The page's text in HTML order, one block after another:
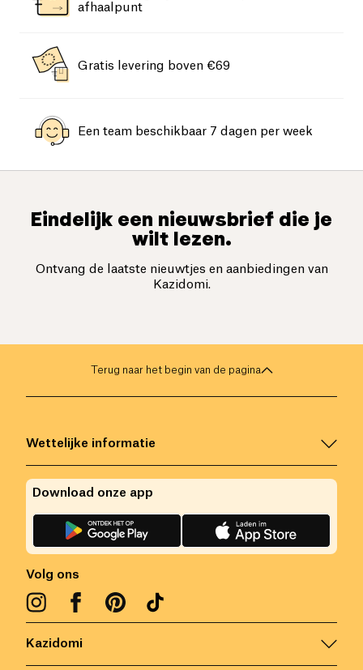
afhaalpunt
Gratis levering boven €69
Een team beschikbaar 7 dagen per week
Eindelijk een nieuwsbrief die je
wilt lezen.
Ontvang de laatste nieuwtjes en aanbiedingen van
Kazidomi.
Terug naar het begin van de pagina
Kazidomi
Wettelijke informatie
Volg ons
Download onze app